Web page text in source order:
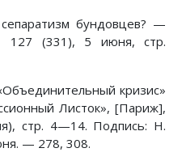
бундовцев? —
(331), 5 июня, стр.
кризис»
Листок», [Париж],
стр. 4—14. Подпись: Н.
— 278, 308.